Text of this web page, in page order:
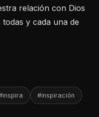
relación con Dios
y cada una de
#inspiración